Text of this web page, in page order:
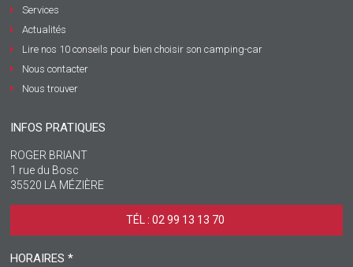
Services
Actualités
Lire nos 10 conseils pour bien choisir son camping-car
Nous contacter
Nous trouver
INFOS PRATIQUES
ROGER BRIANT
1 rue du Bosc
35520 LA MÉZIÈRE
TÉL : 02 99 13 13 70 ‎
HORAIRES *